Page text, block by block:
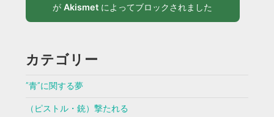
がAkismet によってブロックされました
カテゴリー
”青”に関する夢
（ピストル・銃）撃たれる